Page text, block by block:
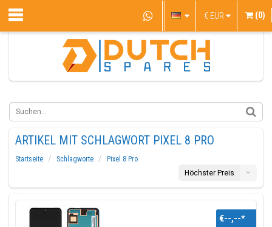
€ EUR (0)
ARTIKEL MIT SCHLAGWORT PIXEL 8 PRO
Startseite Schlagworte
Pixel 8 Pro
Höchster Preis
€--,--*